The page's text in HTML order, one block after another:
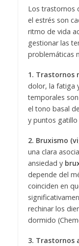
Los trastornos
el estrés son
ritmo de vida
gestionar las
problemáticas
1. Trastornos
dolor, la fatiga
temporales
el tono basal
y puntos gatillo
2. Bruxismo
una clara
ansiedad y
depende del
coinciden en
rechinar los
dormido
3. Trastornos